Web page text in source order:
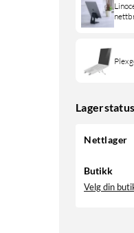
Nettlager
Butikk
Velg din